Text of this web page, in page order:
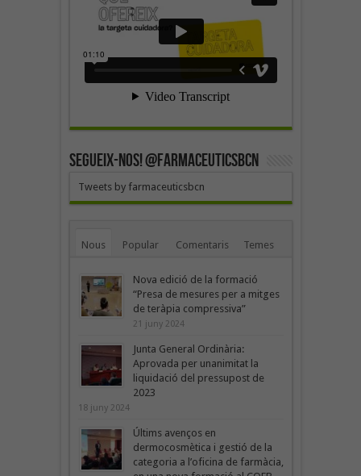
SEGUEIX-NOS! @farmaceuticsbcn
Tweets by farmaceuticsbcn
Nous Popular Comentaris Temes
Nova edició de la formació
“Presa de mesures per a mitges
de teràpia compressiva”
21 juny 2024
Junta General Ordinària:
Aprovada per unanimitat la
liquidació del pressupost de
2023
18 juny 2024
Últims avenços en
dermocosmètica i gestió de la
categoria a l’oficina de farmàcia,